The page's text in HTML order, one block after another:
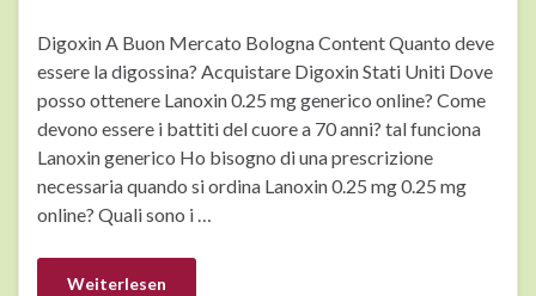
Digoxin A Buon Mercato Bologna Content Quanto deve
essere la digossina? Acquistare Digoxin Stati Uniti Dove
posso ottenere Lanoxin 0.25 mg generico online? Come
devono essere i battiti del cuore a 70 anni? tal funciona
Lanoxin generico Ho bisogno di una prescrizione
necessaria quando si ordina Lanoxin 0.25 mg 0.25 mg
online? Quali sono i …
Weiterlesen